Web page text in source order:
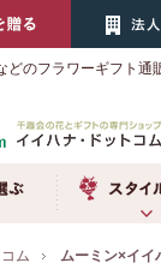
どのフラワーギフト通
ム
ムーミン×イイ